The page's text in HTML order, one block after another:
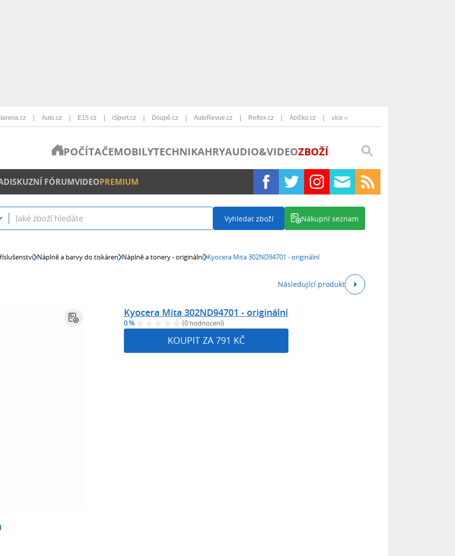
Auto.cz E15.cz iSport.cz Doupě.cz AutoRevue.cz Reflex.cz Ábíčko.cz více
POČÍTAČEMOBILYTECHNIKAHRYAUDIO&VIDEOZBOŽÍ
DISKUZNÍ FÓRUMVIDEOPREMIUM
Vyhledat zboží Nákupní seznam
Náplně a barvy do tiskáren Náplně a tonery - originální Kyocera Mita 302ND94701 - originální
Následující produkt
Kyocera Mita 302ND94701 - originální
0 % (0 hodnocení)
KOUPIT ZA 791 KČ